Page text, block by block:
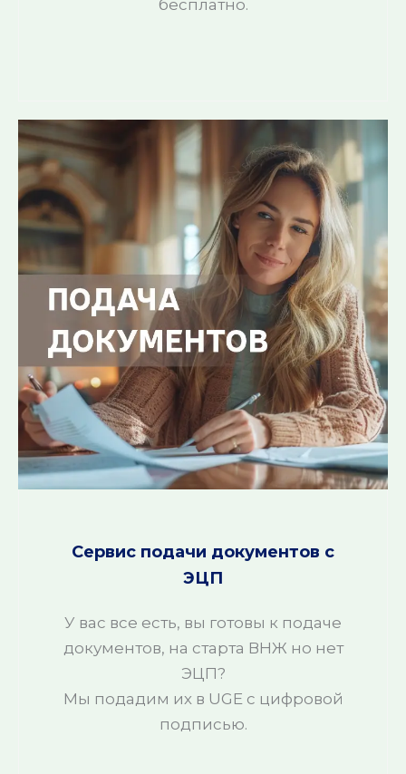
бесплатно.
Сервис подачи документов с
ЭЦП
У вас все есть, вы готовы к подаче
документов, на старта ВНЖ но нет
ЭЦП?
Мы подадим их в UGE с цифровой
подписью.